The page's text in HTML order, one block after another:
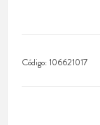
Código:106621017